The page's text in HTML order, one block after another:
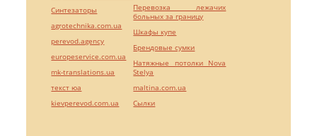
Синтезаторы
agrotechnika.com.ua
perevod.agency
europeservice.com.ua
mk-translations.ua
текст юа
kievperevod.com.ua
Перевозка лежачих
больных за границу
Шкафы купе
Брендовые сумки
Натяжные потолки Nova
Stelya
maltina.com.ua
Cылки